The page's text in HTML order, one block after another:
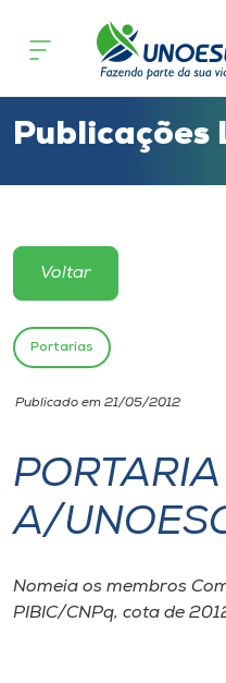
Cursos
Atendimento ao
Portal de Ensino
Unoesc
Internacionalização
I.nova
Diplomados
Publicações
Voltar
Portarias
Publicado em 21/05/2012
A/
Nomeia os membros
PIBIC/CNPq, cota de